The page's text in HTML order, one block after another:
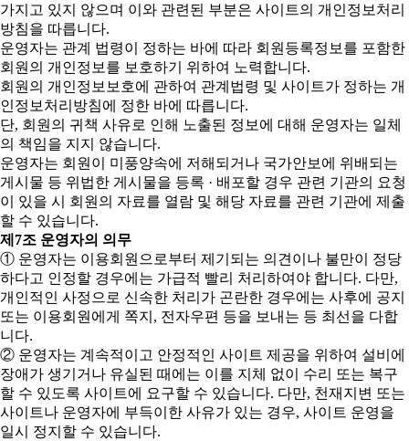
가지고 있지 않으며 이와 관련된 부분은 사이트의 개인정보처리
방침을 따릅니다.
운영자는 관계 법령이 정하는 바에 따라 회원등록정보를 포함한
회원의 개인정보를 보호하기 위하여 노력합니다.
회원의 개인정보보호에 관하여 관계법령 및 사이트가 정하는 개
인정보처리방침에 정한 바에 따릅니다.
단, 회원의 귀책 사유로 인해 노출된 정보에 대해 운영자는 일체
의 책임을 지지 않습니다.
운영자는 회원이 미풍양속에 저해되거나 국가안보에 위배되는
게시물 등 위법한 게시물을 등록 · 배포할 경우 관련 기관의 요청
이 있을 시 회원의 자료를 열람 및 해당 자료를 관련 기관에 제출
할 수 있습니다.
제7조 운영자의 의무
① 운영자는 이용회원으로부터 제기되는 의견이나 불만이 정당
하다고 인정할 경우에는 가급적 빨리 처리하여야 합니다. 다만,
개인적인 사정으로 신속한 처리가 곤란한 경우에는 사후에 공지
또는 이용회원에게 쪽지, 전자우편 등을 보내는 등 최선을 다합
니다.
② 운영자는 계속적이고 안정적인 사이트 제공을 위하여 설비에
장애가 생기거나 유실된 때에는 이를 지체 없이 수리 또는 복구
할 수 있도록 사이트에 요구할 수 있습니다. 다만, 천재지변 또는
사이트나 운영자에 부득이한 사유가 있는 경우, 사이트 운영을
일시 정지할 수 있습니다.